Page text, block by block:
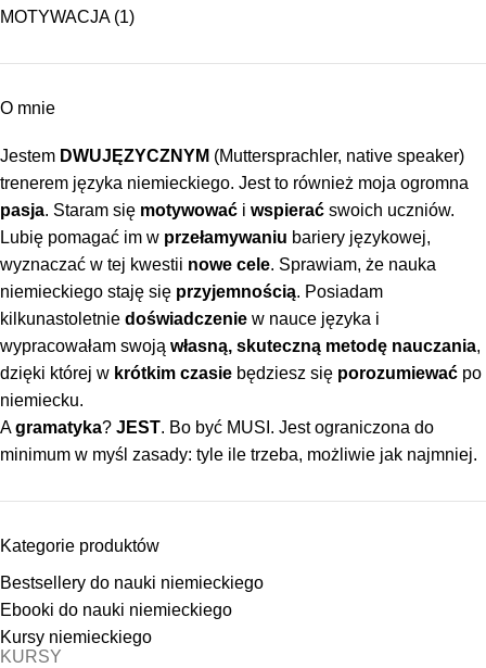
MOTYWACJA(1)
O mnie
Jestem DWUJĘZYCZNYM (Muttersprachler, native speaker)
trenerem języka niemieckiego. Jest to również moja ogromna
pasja. Staram się motywować i wspierać swoich uczniów.
Lubię pomagać im w przełamywaniu bariery językowej,
wyznaczać w tej kwestii nowe cele. Sprawiam, że nauka
niemieckiego staję się przyjemnością. Posiadam
kilkunastoletnie doświadczenie w nauce języka i
wypracowałam swoją własną, skuteczną metodę nauczania,
dzięki której w krótkim czasie będziesz się porozumiewać po
niemiecku.
Agramatyka? JEST. Bo być MUSI. Jest ograniczona do
minimum w myśl zasady: tyle ile trzeba, możliwie jak najmniej.
Kategorie produktów
Bestsellery do nauki niemieckiego
Ebooki do nauki niemieckiego
Kursy niemieckiego
KURSY